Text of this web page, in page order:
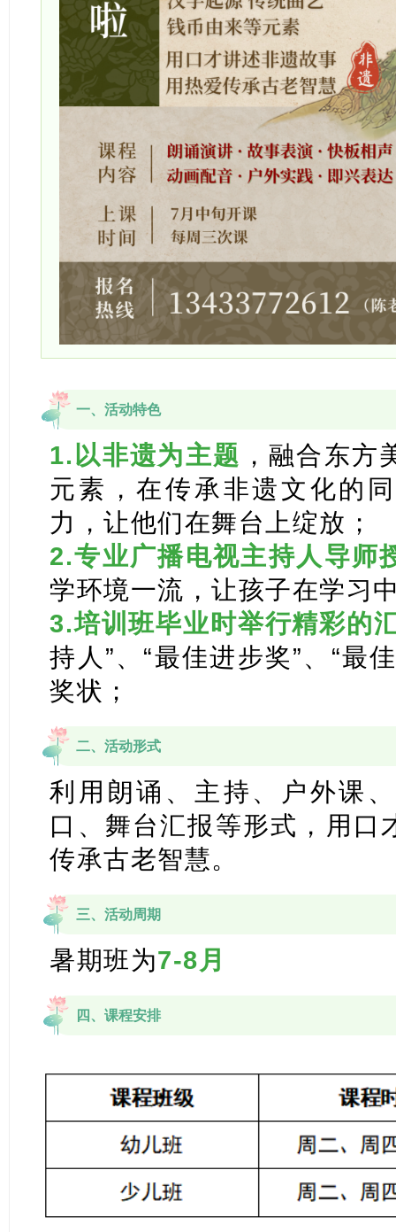
一、活动特色
1.以非遗为主题 ，融合东方
元素，在传承非遗文化的
力，让他们在舞台上绽放；
2.专业广播电视主持人导师
学环境一流，让孩子在学习
3.培训班毕业时举行精彩的
持人”、“最佳进步奖”、“最
奖状；
二、活动形式
利用朗诵、主持、户外课
口、舞台汇报等形式，用口
传承古老智慧。
三、活动周期
暑期班为7-8月
四、课程安排